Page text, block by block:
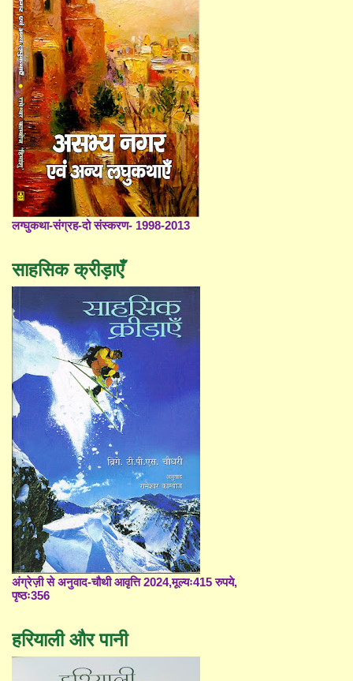
लग्घुकथा-संग्रह-दो संस्करण- 1998-2013
साहसिक क्रीड़ाएँ
अंग्रेज़ी से अनुवाद-चौथी आवृत्ति 2024,मूल्यः415 रुपये,
पृष्ठः356
हरियाली और पानी